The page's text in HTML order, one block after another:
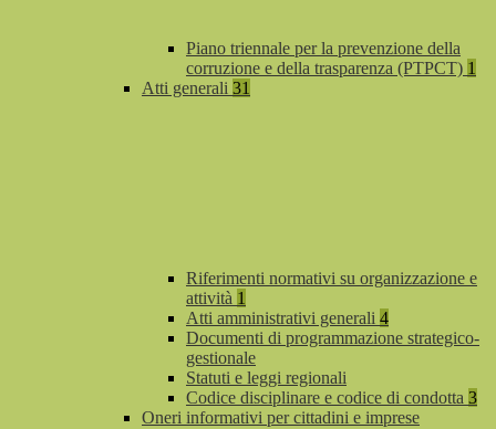
Piano triennale per la prevenzione della
corruzione e della trasparenza (PTPCT) 1
Atti generali 31
Riferimenti normativi su organizzazione e
attività 1
Atti amministrativi generali 4
Documenti di programmazione strategico-
gestionale
Statuti e leggi regionali
Codice disciplinare e codice di condotta 3
Oneri informativi per cittadini e imprese